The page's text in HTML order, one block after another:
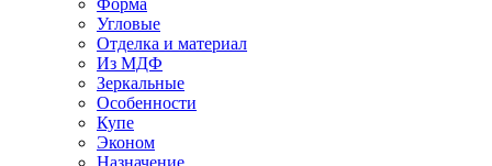
Форма
Угловые
Отделка и материал
Из МДФ
Зеркальные
Особенности
Купе
Эконом
Назначение